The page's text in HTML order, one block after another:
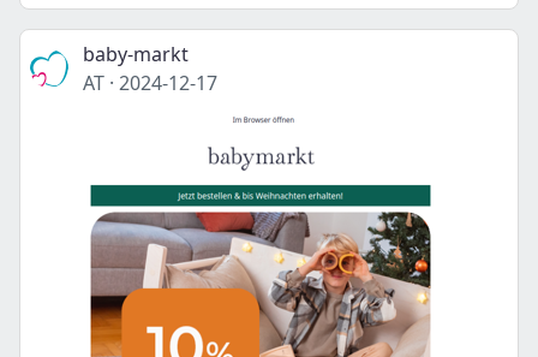
baby-markt
AT · 2024-12-17